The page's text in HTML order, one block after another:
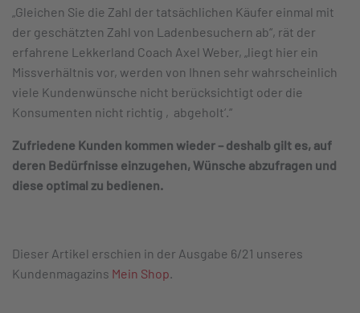
„Gleichen Sie die Zahl der tatsächlichen Käufer einmal mit
der geschätzten Zahl von Ladenbesuchern ab“, rät der
erfahrene Lekkerland Coach Axel Weber, „liegt hier ein
Missverhältnis vor, werden von Ihnen sehr wahrscheinlich
viele Kundenwünsche nicht berücksichtigt oder die
Konsumenten nicht richtig ‚abgeholt‘.“
Zufriedene Kunden kommen wieder – deshalb gilt es, auf
deren Bedürfnisse einzugehen, Wünsche abzufragen und
diese optimal zu bedienen.
Dieser Artikel erschien in der Ausgabe 6/21 unseres
Kundenmagazins Mein Shop.